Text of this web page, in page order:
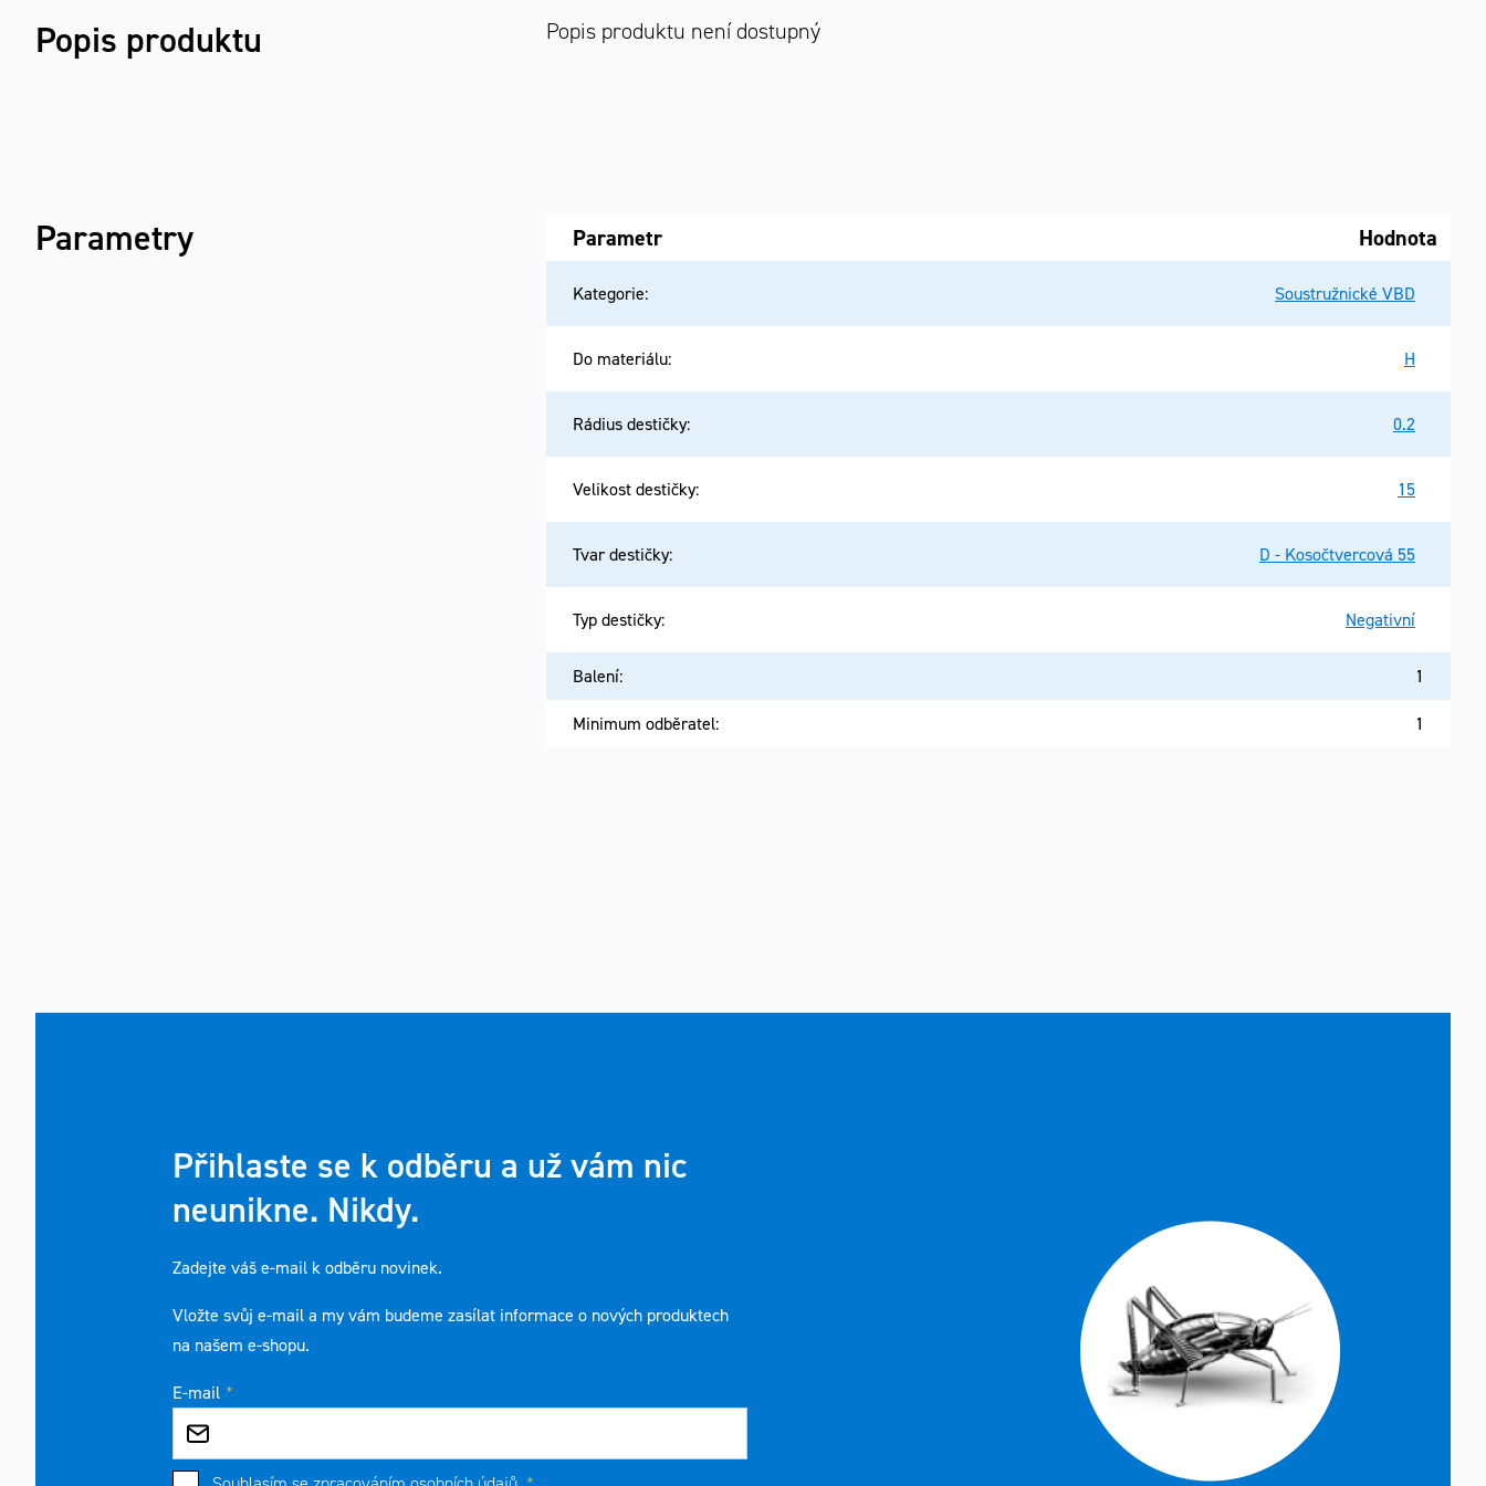
Popis produktu Popis produktu není dostupný
Parametry Parametr Hodnota
Kategorie: Soustružnické VBD
Do materiálu: H
Rádius destičky: 0.2
Velikost destičky: 15
Tvar destičky: D - Kosočtvercová 55
Typ destičky: Negativní
Balení: 1
Minimum odběratel: 1
Přihlaste se k odběru a už vám nic
neunikne. Nikdy.
Zadejte váš e-mail k odběru novinek.
Vložte svůj e-mail a my vám budeme zasílat informace o nových produktech
na našem e-shopu.
E-mail